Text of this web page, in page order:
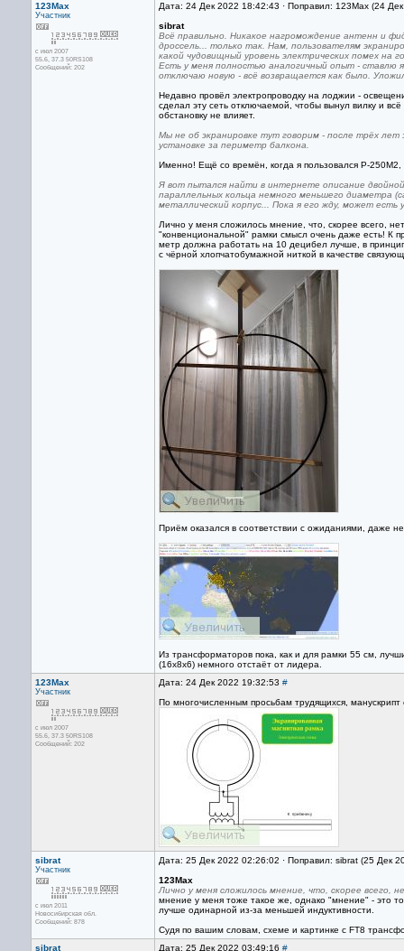
123Max
Участник
с июл 2007
55.6, 37.3 50RS108
Сообщений: 202
Дата: 24 Дек 2022 18:42:43 · Поправил: 123Max (24
sibrat
Всё правильно. Никакое нагромождение антенн и
дроссель... только так. Нам, пользователям
какой чудовищный уровень электрических помех на
Есть у меня полностью аналогичный опыт - ставлю
отключаю новую - всё возвращается как было.
Недавно провёл электропроводку на лоджии -
сделал эту сеть отключаемой, чтобы вынул вилку и
обстановку не влияет.
Мы не об экранировке тут говорим - после трёх
установке за периметр балкона.
Именно! Ещё со времён, когда я пользовался Р-
Я вот пытался найти в интернете описание
параллельных кольца немного меньшего диаметра
металлический корпус... Пока я его жду, может
Лично у меня сложилось мнение, что, скорее всего,
"конвенциональной" рамки смысл очень даже есть! К
метр должна работать на 10 децибел лучше, в
с чёрной хлопчатобумажной ниткой в качестве
Приём оказался в соответствии с ожиданиями, даже
Из трансформаторов пока, как и для рамки 55 см,
(16х8х6) немного отстаёт от лидера.
123Max
Участник
с июл 2007
55.6, 37.3 50RS108
Сообщений: 202
Дата: 24 Дек 2022 19:32:53 #
По многочисленным просьбам трудящихся,
sibrat
Участник
с июл 2011
Новосибирская обл.
Сообщений: 878
Дата: 25 Дек 2022 02:26:02 · Поправил: sibrat (25 Дек
123Max
Лично у меня сложилось мнение, что, скорее всего,
мнение у меня тоже такое же, однако "мнение" - это
лучше одинарной из-за меньшей индуктивности.
Судя по вашим словам, схеме и картинке с FT8
sibrat
Дата: 25 Дек 2022 03:49:16 #